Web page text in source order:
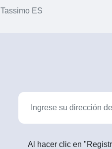
Tassimo ES
Al hacer clic en